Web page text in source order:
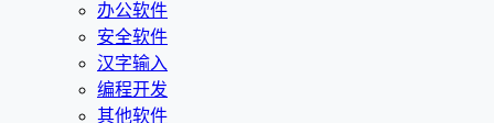
办公软件
安全软件
汉字输入
编程开发
其他软件